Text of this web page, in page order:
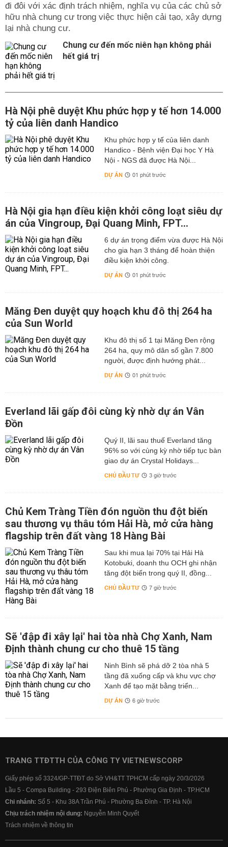
đi đôi với xác định trách nhiệm, nghĩa vụ của các chủ sở
hữu nhà chung cư trong việc thực hiện cải tạo, xây dựng
lại nhà chung cư.
Chung cư đến mốc niên hạn không phải
hết giá trị
Hà Nội phê duyệt Khu phức hợp y tế hơn 14.000
tỷ của liên danh Handico
Khu phức hợp y tế của liên danh
Handico - Bệnh viện Đại học Y Hà
Nội - NGS đã được Hà Nội...
DỰ ÁN 01 phút trước
Hà Nội gia hạn điều kiện khởi công loạt siêu dự
án của Vingroup, Đại Quang Minh, FPT...
6 dự án trọng điểm vừa được Hà Nội
cho gia hạn 3 tháng để hoàn thiện
điều kiện khởi công.
DỰ ÁN 01 phút trước
Măng Đen duyệt quy hoạch khu đô thị 264 ha
của Sun World
Khu đô thị số 1 tại Măng Đen rộng
264 ha, quy mô dân số gần 7.800
người, được định hướng phát...
DỰ ÁN 01 phút trước
Everland lãi gấp đôi cùng kỳ nhờ dự án Vân
Đồn
Quý II, lãi sau thuế Everland tăng
96% so với cùng kỳ nhờ tiếp tục bàn
giao dự án Crystal Holidays...
CHỦ ĐẦU TƯ 3 giờ trước
Chủ Kem Tràng Tiền đón nguồn thu đột biến
sau thương vụ thâu tóm Hải Hà, mở cửa hàng
flagship trên đất vàng 18 Hàng Bài
Sau khi mua lại 70% tại Hải Hà
Kotobuki, doanh thu OCH ghi nhận
tăng đột biến trong quý II, đồng...
CHỦ ĐẦU TƯ 7 giờ trước
Sẽ 'đập đi xây lại' hai tòa nhà Chợ Xanh, Nam
Định thành chung cư cho thuê 15 tầng
Ninh Bình sẽ phá dỡ 2 tòa nhà 5
tầng đã xuống cấp và khu vực chợ
Xanh để tạo mặt bằng triển...
DỰ ÁN 6 giờ trước
TRANG TTĐTTH CỦA CÔNG TY VIETNEWSCORP
Giấy phép số 3324/GP-TTĐT do Sở VH&TT TPHCM cấp ngày 20/3/2026
Lầu 5 - Compa Building - 293 Điện Biên Phủ - Phường Gia Định - TP.HCM
Chi nhánh: Số 5 - Khu 38A Trần Phú - Phường Ba Đình - TP. Hà Nội
Chịu trách nhiệm nội dung: Nguyễn Minh Quyết
Trách nhiệm về thông tin